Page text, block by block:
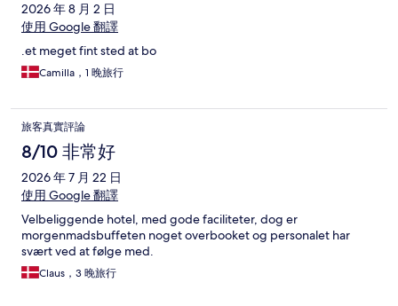
2026 年 8 月 2 日
使用 Google 翻譯
.et meget fint sted at bo
Camilla，1 晚旅行
旅客真實評論
8/10 非常好
2026 年 7 月 22 日
使用 Google 翻譯
Velbeliggende hotel, med gode faciliteter, dog er
morgenmadsbuffeten noget overbooket og personalet har
svært ved at følge med.
Claus，3 晚旅行